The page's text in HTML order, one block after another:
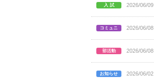
2026/06/09
2026/06/08
2026/06/08
2026/06/02